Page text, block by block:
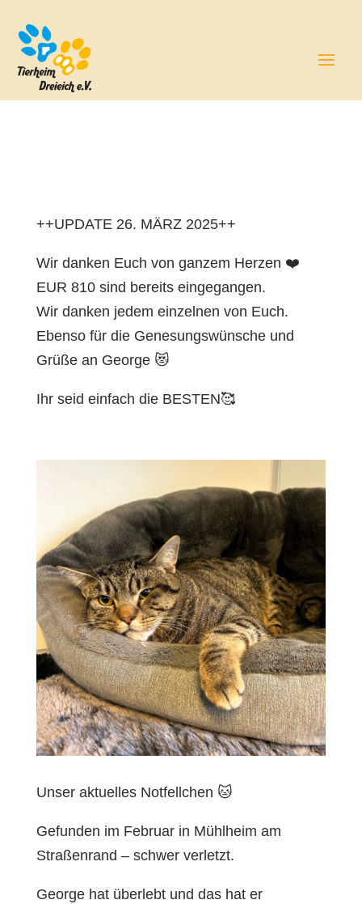
++UPDATE 26. MÄRZ 2025++
Wir danken Euch von ganzem Herzen ❤️
EUR 810 sind bereits eingegangen.
Wir danken jedem einzelnen von Euch.
Ebenso für die Genesungswünsche und
Grüße an George 😻
Ihr seid einfach die BESTEN🥰
Unser aktuelles Notfellchen 🐱
Gefunden im Februar in Mühlheim am
Straßenrand – schwer verletzt.
George hat überlebt und das hat er